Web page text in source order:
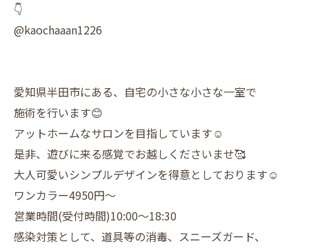
👇
@kaochaaan1226
愛知県半田市にある、自宅の小さな小さな一室で
施術を行います😊
アットホームなサロンを目指しています☺️
是非、遊びに来る感覚でお越しくださいませ🥰
大人可愛いシンプルデザインを得意としております☺️
ワンカラー4950円〜
営業時間(受付時間)10:00〜18:30
感染対策として、道具等の消毒、スニーズガード、